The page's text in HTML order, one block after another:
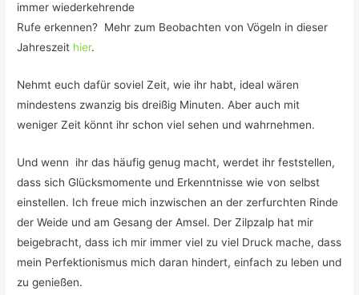
immer wiederkehrende
Rufe erkennen? Mehr zum Beobachten von Vögeln in dieser
Jahreszeit hier.
Nehmt euch dafür soviel Zeit, wie ihr habt, ideal wären
mindestens zwanzig bis dreißig Minuten. Aber auch mit
weniger Zeit könnt ihr schon viel sehen und wahrnehmen.
Und wenn ihr das häufig genug macht, werdet ihr feststellen,
dass sich Glücksmomente und Erkenntnisse wie von selbst
einstellen. Ich freue mich inzwischen an der zerfurchten Rinde
der Weide und am Gesang der Amsel. Der Zilpzalp hat mir
beigebracht, dass ich mir immer viel zu viel Druck mache, dass
mein Perfektionismus mich daran hindert, einfach zu leben und
zu genießen.